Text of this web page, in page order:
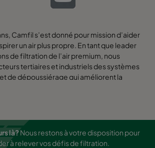
Camfil s’est donné pour mission d’aider
un air plus propre. En tant que leader
de filtration de l’air premium, nous
tertiaires et industriels des systèmes
de dépoussiérage qui améliorent la
et des équipements, qui
énergétique, et qui protègent la santé
que les meilleures solutions pour nos
être les meilleures solutions pour
là?Nous restons à votre disposition pour
à relever vos défis de filtration.